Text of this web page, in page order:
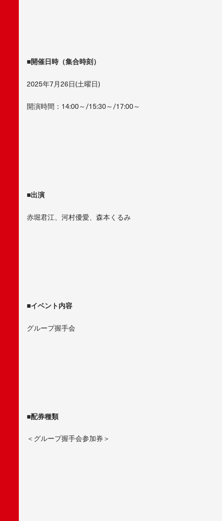
■開催日時（集合時刻）
2025年7月26日(土曜日)
開演時間：14:00～/15:30～/17:00～
■出演
赤堀君江、河村優愛、森本くるみ
■イベント内容
グループ握手会
■配券種類
＜グループ握手会参加券＞